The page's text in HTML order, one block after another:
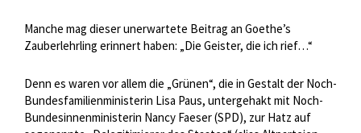
Manche mag dieser unerwartete Beitrag an Goethe’s
Zauberlehrling erinnert haben: „Die Geister, die ich rief…“
Denn es waren vor allem die „Grünen“, die in Gestalt der Noch-
Bundesfamilienministerin Lisa Paus, untergehakt mit Noch-
Bundesinnenministerin Nancy Faeser (SPD), zur Hatz auf